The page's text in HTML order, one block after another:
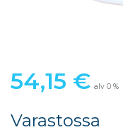
54,15 € alv 0 %
Varastossa